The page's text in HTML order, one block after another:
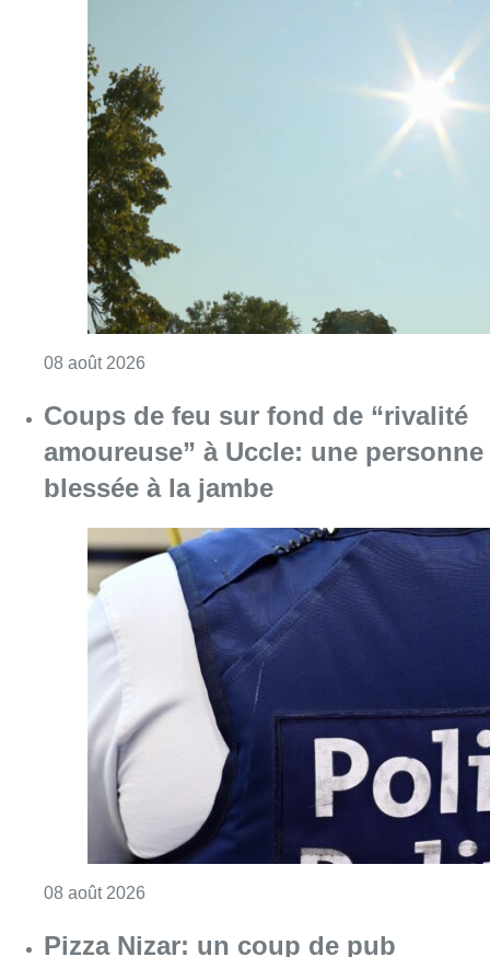
08 août 2026
Coups de feu sur fond de “rivalité
amoureuse” à Uccle: une personne
blessée à la jambe
08 août 2026
Pizza Nizar: un coup de pub